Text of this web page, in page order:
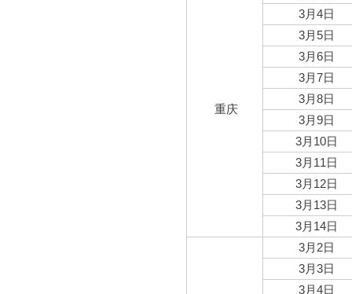
重庆
3月4日
3月5日
3月6日
3月7日
3月8日
3月9日
3月10日
3月11日
3月12日
3月13日
3月14日
3月2日
3月3日
3月4日